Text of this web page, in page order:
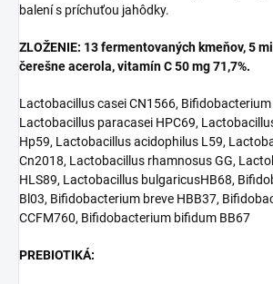
balení s príchuťou jahôdky.
ZLOŽENIE: 13 fermentovaných kmeňov, 5
čerešne acerola, vitamín C 50 mg 71,7%.
Lactobacillus casei CN1566,
Lactobacillus paracasei HPC69,
Hp59, Lactobacillus acidophilus L59,
Cn2018, Lactobacillus rhamnosus GG,
HLS89, Lactobacillus bulgaricusHB68,
Bl03, Bifidobacterium breve HBB37,
CCFM760, Bifidobacterium bifidum BB67
PREBIOTIKÁ: